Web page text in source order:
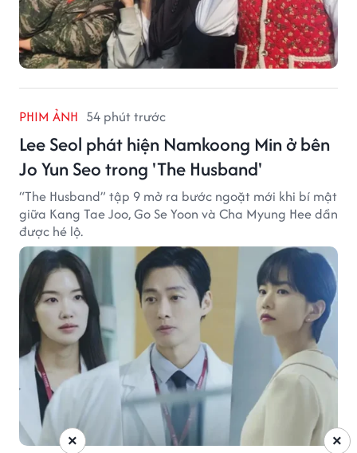
PHIM ẢNH 54 phút trước
Lee Seol phát hiện Namkoong Min ở bên
Jo Yun Seo trong 'The Husband'
“The Husband” tập 9 mở ra bước ngoặt mới khi bí mật
giữa Kang Tae Joo, Go Se Yoon và Cha Myung Hee dần
được hé lộ.
×
×